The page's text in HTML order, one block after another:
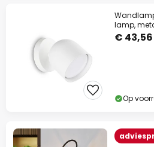
lamp,
€ 43,56
Op